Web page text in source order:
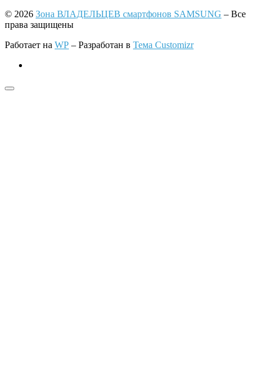
© 2026 Зона ВЛАДЕЛЬЦЕВ смартфонов SAMSUNG – Все
права защищены
Работает на WP – Разработан в Тема Customizr